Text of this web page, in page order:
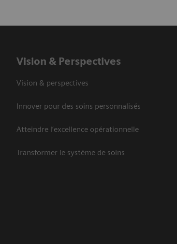
Vision ​& Perspectives
Vision & perspectives
Innover pour des soins personnalisés
Atteindre l’excellence opérationnelle
Transformer le système de soins